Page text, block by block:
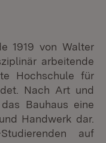
1919 von Walter
arbeitende
Hochschule für
Nach Art und
Bauhaus eine
Handwerk dar.
auf